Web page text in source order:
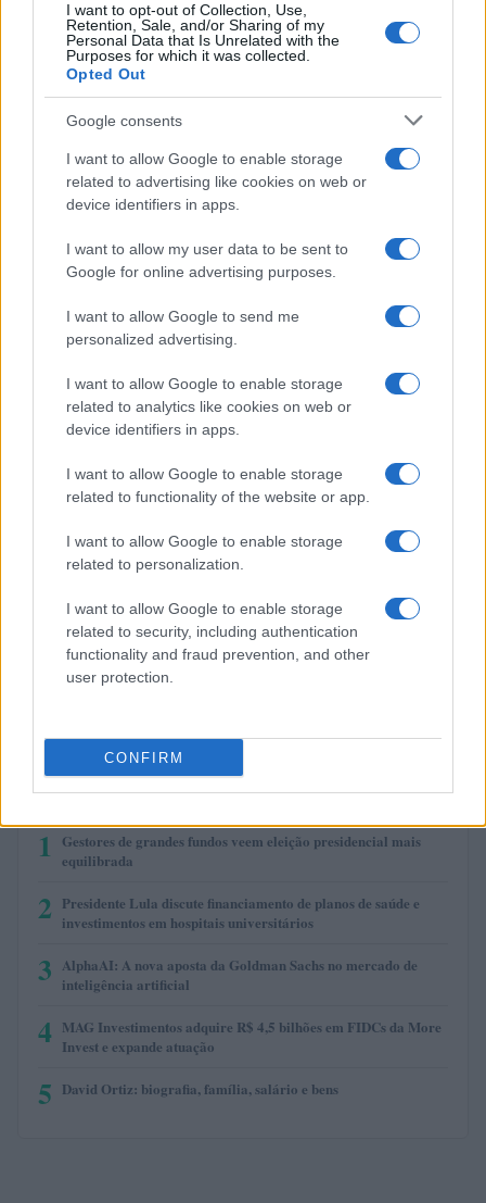
I want to opt-out of Collection, Use,
Retention, Sale, and/or Sharing of my
Personal Data that Is Unrelated with the
Purposes for which it was collected.
Opted Out
Google consents
I want to allow Google to enable storage
related to advertising like cookies on web or
device identifiers in apps.
I want to allow my user data to be sent to
Google for online advertising purposes.
I want to allow Google to send me
personalized advertising.
I want to allow Google to enable storage
related to analytics like cookies on web or
device identifiers in apps.
I want to allow Google to enable storage
related to functionality of the website or app.
I want to allow Google to enable storage
related to personalization.
I want to allow Google to enable storage
related to security, including authentication
functionality and fraud prevention, and other
user protection.
CONFIRM
Eureka Bridged PAX Gold (Terra
(PAXG)
JDB
(JDB)
$0.022
kpk ETH Prime
(KPK ETH PRIME)
$2,034.90
SyBTC $85,763.00
(BTC)
Ethereum
(KPK ETH YIELD)
Tether
(USDT)
$0.999
MAIS LIDOS
1
Gestores de grandes fundos veem eleição presidencial mais
equilibrada
2 Presidente Lula discute financiamento de planos de saúde e
investimentos em hospitais universitários
3 AlphaAI: A nova aposta da Goldman Sachs no mercado de
inteligência artificial
4 MAG Investimentos adquire R$ 4,5 bilhões em FIDCs da More
Invest e expande atuação
5 David Ortiz: biografia, família, salário e bens